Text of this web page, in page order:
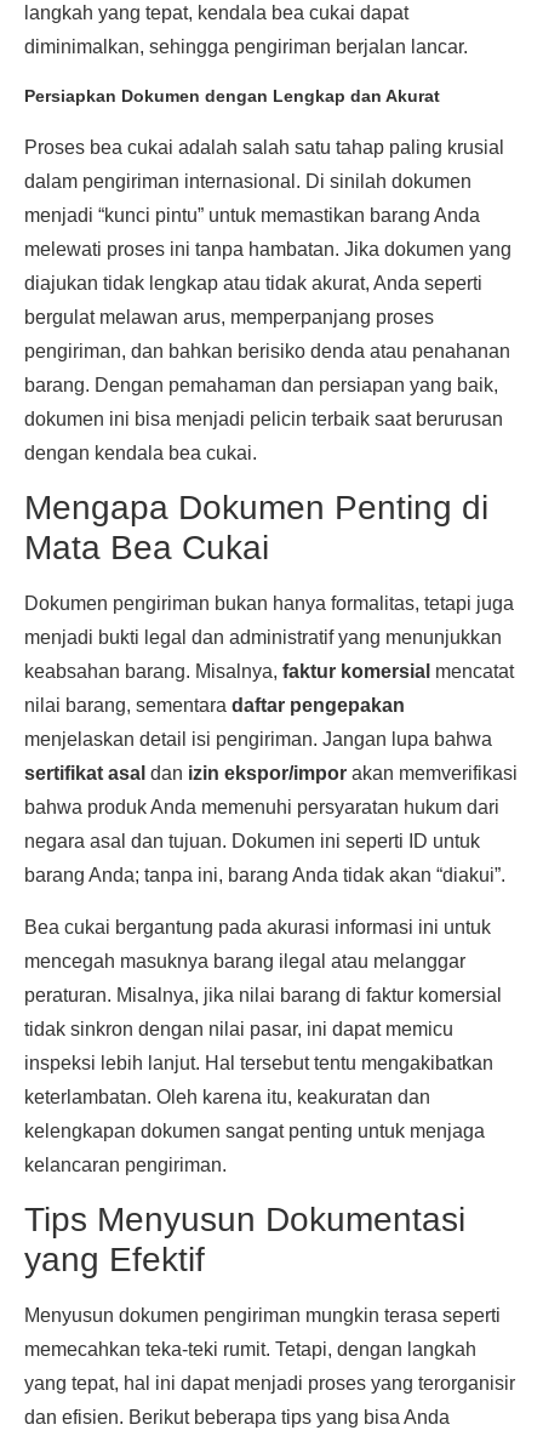
langkah yang tepat, kendala bea cukai dapat
diminimalkan, sehingga pengiriman berjalan lancar.
Persiapkan Dokumen dengan Lengkap dan Akurat
Proses bea cukai adalah salah satu tahap paling krusial
dalam pengiriman internasional. Di sinilah dokumen
menjadi “kunci pintu” untuk memastikan barang Anda
melewati proses ini tanpa hambatan. Jika dokumen yang
diajukan tidak lengkap atau tidak akurat, Anda seperti
bergulat melawan arus, memperpanjang proses
pengiriman, dan bahkan berisiko denda atau penahanan
barang. Dengan pemahaman dan persiapan yang baik,
dokumen ini bisa menjadi pelicin terbaik saat berurusan
dengan kendala bea cukai.
Mengapa Dokumen Penting di
Mata Bea Cukai
Dokumen pengiriman bukan hanya formalitas, tetapi juga
menjadi bukti legal dan administratif yang menunjukkan
keabsahan barang. Misalnya, faktur komersial mencatat
nilai barang, sementara daftar pengepakan
menjelaskan detail isi pengiriman. Jangan lupa bahwa
sertifikat asal dan izin ekspor/impor akan memverifikasi
bahwa produk Anda memenuhi persyaratan hukum dari
negara asal dan tujuan. Dokumen ini seperti ID untuk
barang Anda; tanpa ini, barang Anda tidak akan “diakui”.
Bea cukai bergantung pada akurasi informasi ini untuk
mencegah masuknya barang ilegal atau melanggar
peraturan. Misalnya, jika nilai barang di faktur komersial
tidak sinkron dengan nilai pasar, ini dapat memicu
inspeksi lebih lanjut. Hal tersebut tentu mengakibatkan
keterlambatan. Oleh karena itu, keakuratan dan
kelengkapan dokumen sangat penting untuk menjaga
kelancaran pengiriman.
Tips Menyusun Dokumentasi
yang Efektif
Menyusun dokumen pengiriman mungkin terasa seperti
memecahkan teka-teki rumit. Tetapi, dengan langkah
yang tepat, hal ini dapat menjadi proses yang terorganisir
dan efisien. Berikut beberapa tips yang bisa Anda